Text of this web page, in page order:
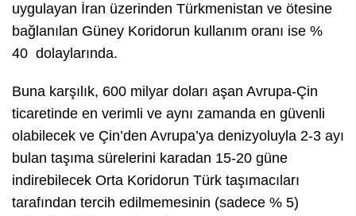
uygulayan İran üzerinden Türkmenistan ve ötesine
bağlanılan Güney Koridorun kullanım oranı ise %
40 dolaylarında.
Buna karşılık, 600 milyar doları aşan Avrupa-Çin
ticaretinde en verimli ve aynı zamanda en güvenli
olabilecek ve Çin’den Avrupa’ya denizyoluyla 2-3 ayı
bulan taşıma sürelerini karadan 15-20 güne
indirebilecek Orta Koridorun Türk taşımacıları
tarafından tercih edilmemesinin (sadece % 5)